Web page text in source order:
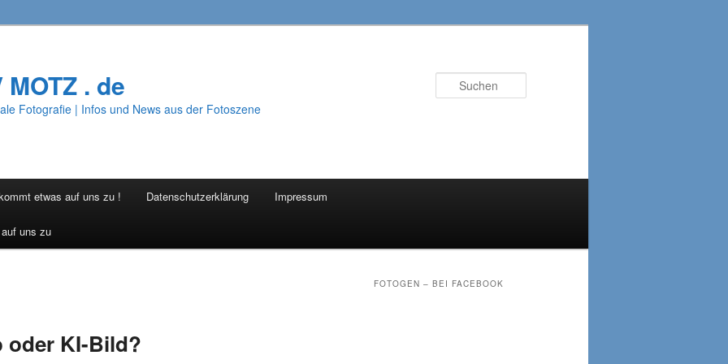
. de
Fotografie | Infos und News aus der Fotoszene
etwas auf uns zu ! Datenschutzerklärung Impressum
uns zu
oder KI-Bild?
FOTOGEN – BEI FACEBOOK